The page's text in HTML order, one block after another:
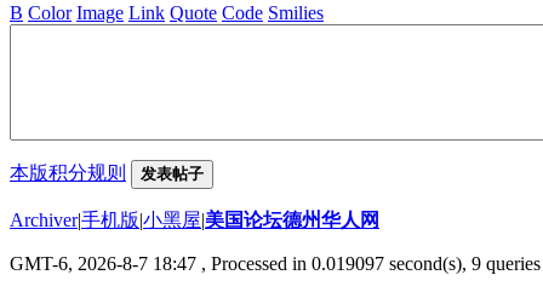
B Color Image Link Quote Code Smilies
本版积分规则 发表帖子
Archiver|手机版|小黑屋|美国论坛德州华人网
GMT-6, 2026-8-7 18:47 , Processed in 0.019097 second(s), 9